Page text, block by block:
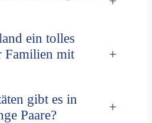
ein tolles
Familien mit
+
gibt es in
Paare?
+